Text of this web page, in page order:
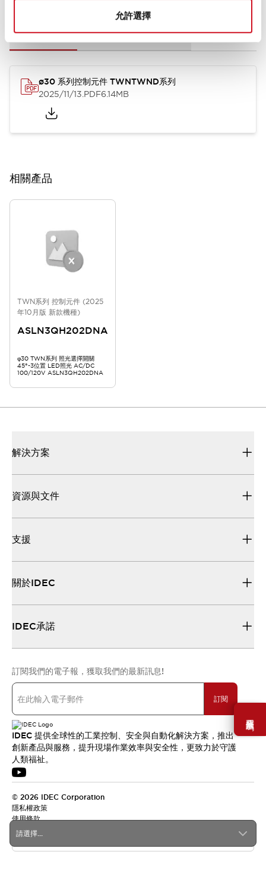
允許選擇
需要幫助嗎？
型錄和宣傳手冊 CAD檔 認證與標準 其他
ø30 系列控制元件 TWNTWND系列
2025/11/13.PDF6.14MB
相關產品
TWN系列 控制元件 (2025
年10月版 新款機種)
ASLN3QH202DNA
φ30 TWN系列 照光選擇開關
45°-3位置 LED照光 AC/DC
100/120V ASLN3QH202DNA
請選擇...
解決方案
資源與文件
支援
關於IDEC
IDEC承諾
訂閱我們的電子報，獲取我們的最新訊息!
訂閱
IDEC 提供全球性的工業控制、安全與自動化解決方案，推出
創新產品與服務，提升現場作業效率與安全性，更致力於守護
人類福祉。
© 2026 IDEC Corporation
隱私權政策
使用條款
台灣